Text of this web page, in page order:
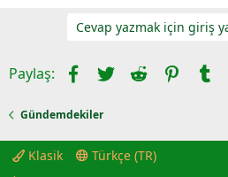
Cevap yazmak için giriş
Paylaş: Facebook
TwitterReddit
Gündemdekiler
Klasik
Türkçe (TR)